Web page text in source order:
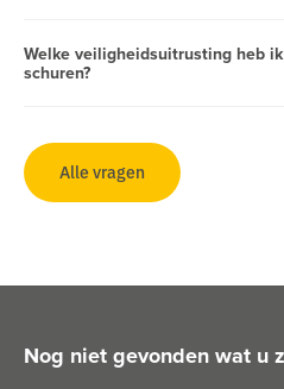
Welke veiligheidsuitrusting heb
schuren?
Alle vragen
Nog niet gevonden wat u